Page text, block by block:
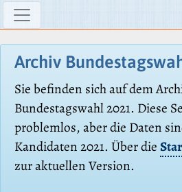
Archiv
Sie befinden sich auf dem
Bundestagswahl 2021. Diese
problemlos, aber die Daten
Kandidaten 2021. Über die
zur aktuellen Version.